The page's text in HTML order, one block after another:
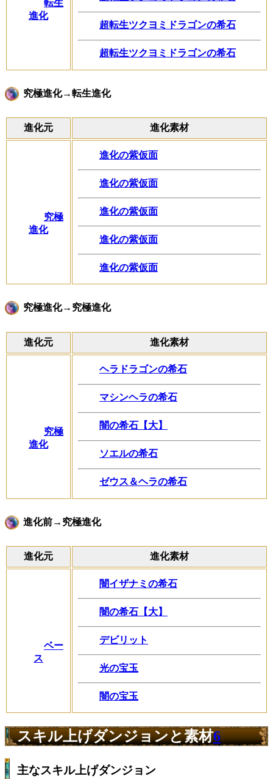
転生
進化
超転生ツクヨミドラゴンの希石
超転生ツクヨミドラゴンの希石
究極進化→転生進化
進化元 進化素材
究極
進化
進化の紫仮面
進化の紫仮面
進化の紫仮面
進化の紫仮面
進化の紫仮面
究極進化→究極進化
進化元 進化素材
究極
進化
ヘラドラゴンの希石
マシンヘラの希石
闇の希石【大】
ソエルの希石
ゼウス＆ヘラの希石
進化前→究極進化
進化元 進化素材
ベー
ス
闇イザナミの希石
闇の希石【大】
デビリット
光の宝玉
闇の宝玉
スキル上げダンジョンと素材6
主なスキル上げダンジョン